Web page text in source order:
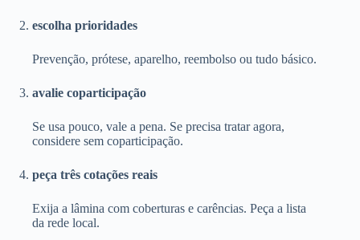
escolha prioridades
Prevenção, prótese, aparelho, reembolso ou tudo básico.
avalie coparticipação
Se usa pouco, vale a pena. Se precisa tratar agora,
considere sem coparticipação.
peça três cotações reais
Exija a lâmina com coberturas e carências. Peça a lista
da rede local.